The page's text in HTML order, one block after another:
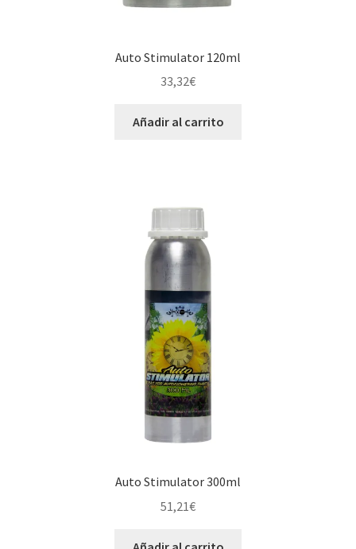
Auto Stimulator 120ml
33,32€
Añadir al carrito
Auto Stimulator 300ml
51,21€